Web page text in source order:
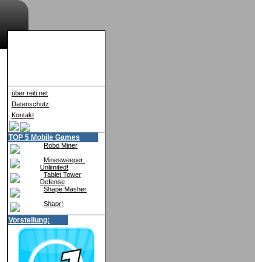
über reiti.net
Datenschutz
Kontakt
TOP 5 Mobile Games
Robo Miner
Minesweeper:
Unlimited!
Tablet Tower
Defense
Shape Masher
Shapr!
Vorstellung: